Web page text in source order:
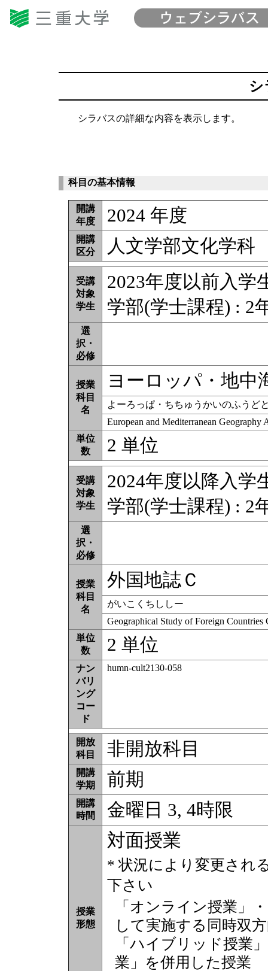
シ
シラバスの詳細な内容を表示します。
科目の基本情報
開講
年度
2024 年度
開講
区分
人文学部文化学科
受講
対象
学生
2023年度以前入学
学部(学士課程) : 2
選
択・
必修
授業
科目
名
ヨーロッパ・地中
よーろっぱ・ちちゅうかいのふうど
European and Mediterranean Geography
単位
数
2 単位
受講
対象
学生
2024年度以降入学
学部(学士課程) : 2
選
択・
必修
授業
科目
名
外国地誌Ｃ
がいこくちししー
Geographical Study of Foreign Countries
単位
数
2 単位
ナン
バリ
ング
コー
ド
humn-cult2130-058
開放
科目
非開放科目
開講
学期
前期
開講
時間
金曜日 3, 4時限
授業
形態
対面授業
* 状況により変更され
下さい
「オンライン授業」
して実施する同時双
「ハイブリッド授業
業」を併用した授業